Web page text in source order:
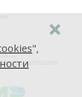
ЕС
получаемую
",